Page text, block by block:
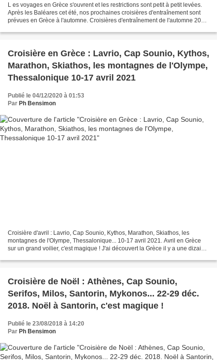
L es voyages en Grèce s'ouvrent et les restrictions sont petit à petit levées.
Après les Baléares cet été, nos prochaines croisières d'entraînement sont
prévues en Grèce à l'automne. Croisières d'entraînement de l'automne 2021
Croisière en Grèce : Lavrio, Cap Sounio, Kythos,
Marathon, Skiathos, les montagnes de l'Olympe,
Thessalonique 10-17 avril 2021
Publié le 04/12/2020 à 01:53
Par Ph Bensimon
Croisière d'avril : Lavrio, Cap Sounio, Kythos, Marathon, Skiathos, les
montagnes de l'Olympe, Thessalonique... 10-17 avril 2021. Avril en Grèce
sur un grand voilier, c'est magique ! J'ai découvert la Grèce il y a une dizaine
Croisière de Noël : Athènes, Cap Sounio,
Serifos, Milos, Santorin, Mykonos... 22-29 déc.
2018. Noël à Santorin, c'est magique !
Publié le 23/08/2018 à 14:20
Par Ph Bensimon